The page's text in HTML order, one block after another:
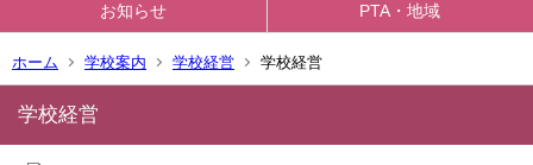
お知らせ PTA・地域
ホーム 学校案内 学校経営 学校経営
学校経営